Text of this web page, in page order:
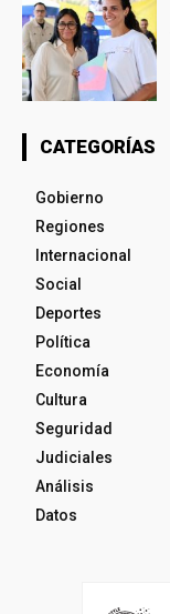
CATEGORÍAS
Gobierno
Regiones
Internacional
Social
Deportes
Política
Economía
Cultura
Seguridad
Judiciales
Análisis
Datos